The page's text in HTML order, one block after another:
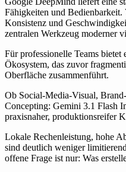
Fähigkeiten und Bedienbarkeit.
Konsistenz und
zentralen Werkzeug moderner
Für professionelle Teams bietet
Ökosystem, das zuvor
Oberfläche zusammenführt.
Ob Social-Media-Visual,
Concepting: Gemini 3.1 Flash
praxisnaher, produktionsreifer
Lokale Rechenleistung, hohe
sind deutlich weniger
offene Frage ist nur: Was